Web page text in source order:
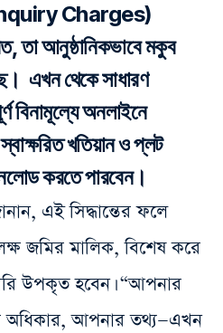
Charges)
তা আনুষ্ঠানিকভাবে মকুব
এখন থেকে সাধারণ
বিনামূল্যে অনলাইনে
খতিয়ান ও প্লট
করতে পারবেন।
এই সিদ্ধান্তের ফলে
জমির মালিক, বিশেষ করে
উপকৃত হবেন। “আপনার
আপনার তথ্য—এখন